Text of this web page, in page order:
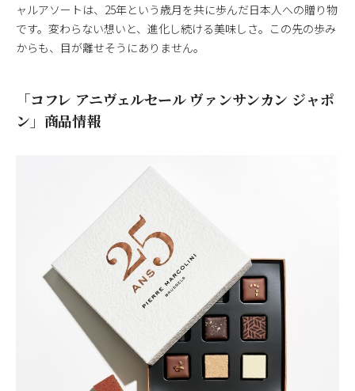
ャルアソートは、25年という歳月を共に歩んだ日本人への贈り物
です。変わらない想いと、進化し続ける美味しさ。この先の歩み
からも、目が離せそうにありません。
「コフレ アニヴェルセール ヴァンサンカン ジャポ
ン」商品情報